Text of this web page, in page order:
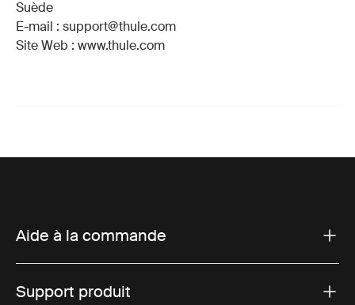
Suède
E-mail : support@thule.com
Site Web : www.thule.com
Aide à la commande
Support produit